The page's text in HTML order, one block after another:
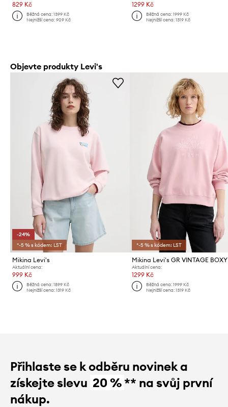
829 Kč
Běžná cena:1399 Kč
Nejnižší cena:909 Kč
1299 Kč
Běžná cena: 1999 Kč
Nejnižší cena: 1319 Kč
Objevte produkty Levi's
-24%
*-5 % s kódem: LST
Mikina Levi's
Aktuální cena:
999 Kč
Běžná cena:1899 Kč
Nejnižší cena:1319 Kč
*-5 % s kódem: LST
Aktuální cena:
1299 Kč
Běžná cena: 1999 Kč
Nejnižší cena: 1319 Kč
Přihlaste se k odběru novinek a
získejte slevu 20 %** na svůj první
nákup.